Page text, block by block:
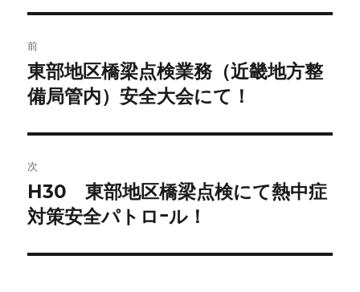
前
東部地区橋梁点検業務（近畿地方整
備局管内）安全大会にて！
次
H30 東部地区橋梁点検にて熱中症
対策安全パトロｰル！